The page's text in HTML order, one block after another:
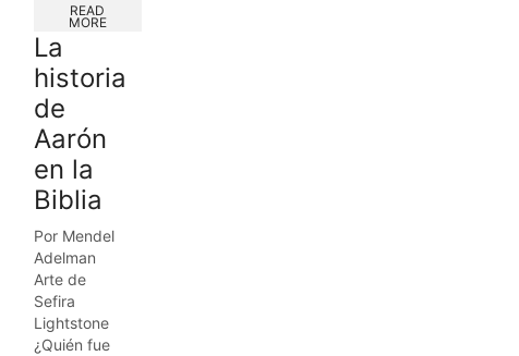
READ
MORE
La
historia
de
Aarón
en la
Biblia
Por Mendel
Adelman
Arte de
Sefira
Lightstone
¿Quién fue